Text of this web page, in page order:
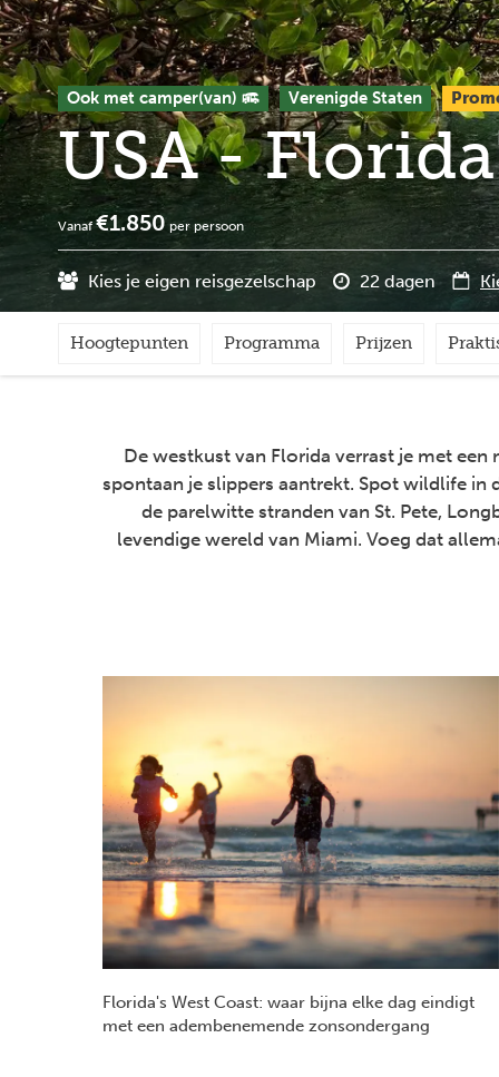
Ook met camper(van) Verenigde Staten
USA -
Vanaf €1.850 per persoon
Kies je eigen reisgezelschap 22 dagen
Hoogtepunten Programma Prijzen
De westkust van Florida verrast je met
spontaan je slippers aantrekt. Spot wildlife in
de parelwitte stranden van St. Pete,
levendige wereld van Miami. Voeg dat
Florida's West Coast: waar bijna elke dag eindigt
met een adembenemende zonsondergang